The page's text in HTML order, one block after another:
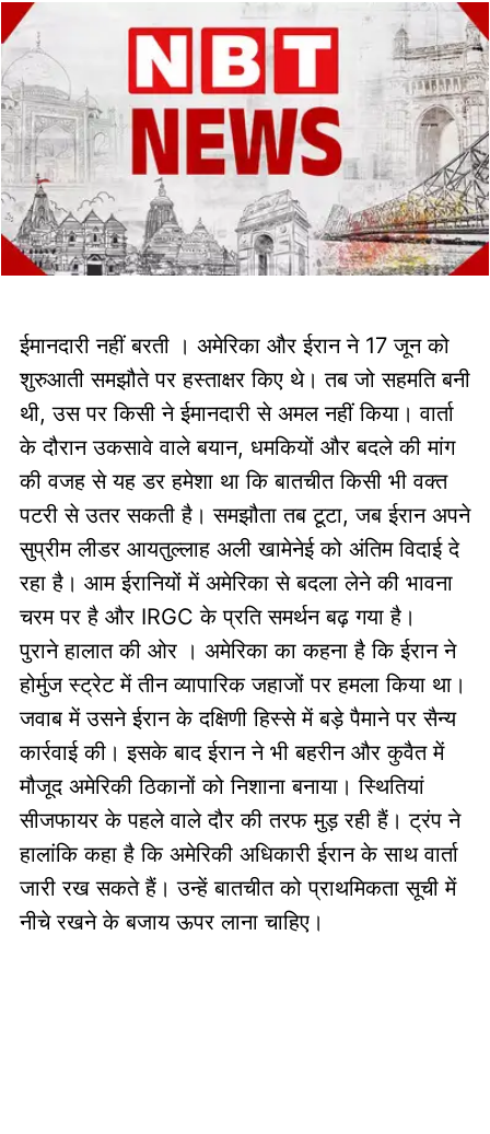
ईमानदारी नहीं बरती । अमेरिका और ईरान ने 17 जून को
शुरुआती समझौते पर हस्ताक्षर किए थे। तब जो सहमति बनी
थी, उस पर किसी ने ईमानदारी से अमल नहीं किया। वार्ता
के दौरान उकसावे वाले बयान, धमकियों और बदले की मांग
की वजह से यह डर हमेशा था कि बातचीत किसी भी वक्त
पटरी से उतर सकती है। समझौता तब टूटा, जब ईरान अपने
सुप्रीम लीडर आयतुल्लाह अली खामेनेई को अंतिम विदाई दे
रहा है। आम ईरानियों में अमेरिका से बदला लेने की भावना
चरम पर है और IRGC के प्रति समर्थन बढ़ गया है।
पुराने हालात की ओर । अमेरिका का कहना है कि ईरान ने
होर्मुज स्ट्रेट में तीन व्यापारिक जहाजों पर हमला किया था।
जवाब में उसने ईरान के दक्षिणी हिस्से में बड़े पैमाने पर सैन्य
कार्रवाई की। इसके बाद ईरान ने भी बहरीन और कुवैत में
मौजूद अमेरिकी ठिकानों को निशाना बनाया। स्थितियां
सीजफायर के पहले वाले दौर की तरफ मुड़ रही हैं। ट्रंप ने
हालांकि कहा है कि अमेरिकी अधिकारी ईरान के साथ वार्ता
जारी रख सकते हैं। उन्हें बातचीत को प्राथमिकता सूची में
नीचे रखने के बजाय ऊपर लाना चाहिए।